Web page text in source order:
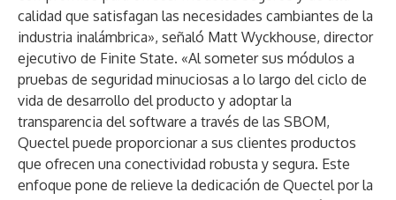
calidad que satisfagan las necesidades cambiantes de la
industria inalámbrica», señaló Matt Wyckhouse, director
ejecutivo de Finite State. «Al someter sus módulos a
pruebas de seguridad minuciosas a lo largo del ciclo de
vida de desarrollo del producto y adoptar la
transparencia del software a través de las SBOM,
Quectel puede proporcionar a sus clientes productos
que ofrecen una conectividad robusta y segura. Este
enfoque pone de relieve la dedicación de Quectel por la